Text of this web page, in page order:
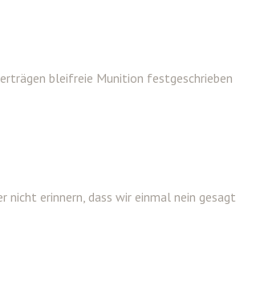
bleifreie Munition festgeschrieben
nicht erinnern, dass wir einmal nein gesagt